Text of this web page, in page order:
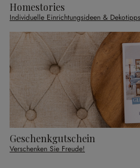
Homestories
Individuelle Einrichtungsideen &
Geschenkgutschein
Verschenken Sie Freude!